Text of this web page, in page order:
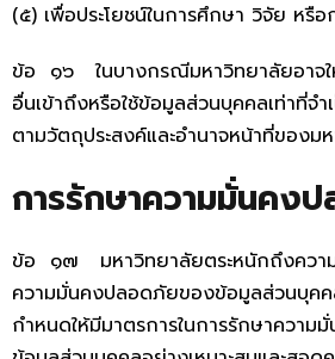
(๕) เพื่อประโยชน์ในการศึกษา วิจัย หรื
ข้อ ๑๖ ในบางกรณีมหาวิทยาลัยอาจใ
อื่นเข้าถึงหรือใช้ข้อมูลส่วนบุคคลเท่าที่จำ
ตามวัตถุประสงค์และอำนาจหน้าที่ของม
การรักษาความมั่นคง
ข้อ ๑๗ มหาวิทยาลัยตระหนักถึงควา
ความมั่นคงปลอดภัยของข้อมูลส่วนบุค
กำหนดให้มีมาตรการในการรักษาควา